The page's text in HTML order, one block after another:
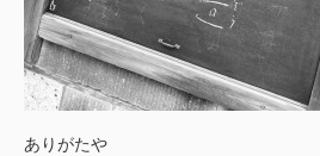
ありがたや